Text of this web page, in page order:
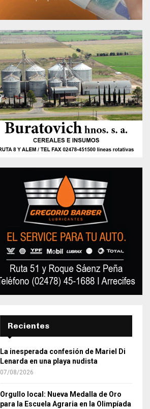
Recientes
La inesperada confesión de Mariel Di
Lenarda en una playa nudista
07/08/2026
Orgullo local: Nueva Medalla de Oro
para la Escuela Agraria en la Olimpíada